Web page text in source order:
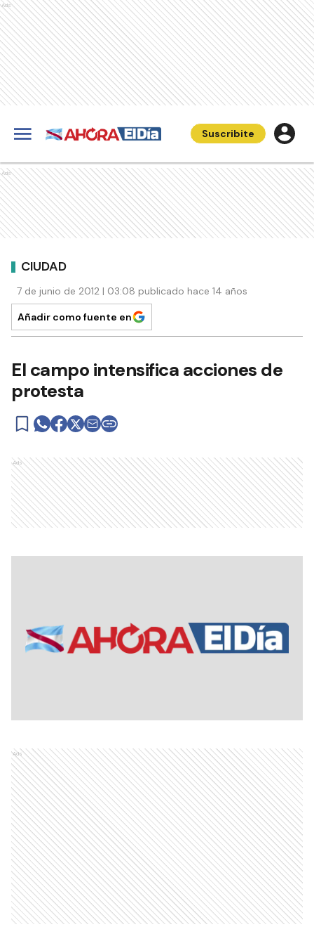
Ads
Suscribite
Ads
CIUDAD
7 de junio de 2012 | 03:08 publicado hace 14 años
Añadir como fuente en
El campo intensifica acciones de
protesta
Ads
Ads